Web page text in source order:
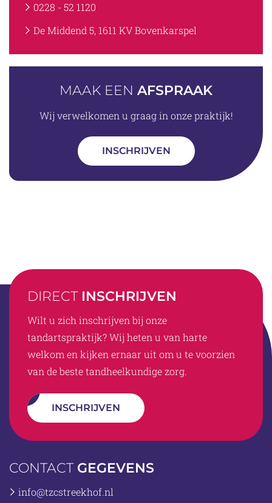
0228 - 52 1120
De Middend 5, 1611 KV Bovenkarspel
MAAK EEN AFSPRAAK
Wij verwelkomen u graag in onze praktijk!
INSCHRIJVEN
DIRECT INSCHRIJVEN
Wilt u zich inschrijven bij onze
tandartspraktijk? Wij heten u van harte
welkom en kijken ernaar uit om u te voorzien
van de beste tandheelkundige zorg.
INSCHRIJVEN
CONTACT GEGEVENS
info@tzcstreekhof.nl